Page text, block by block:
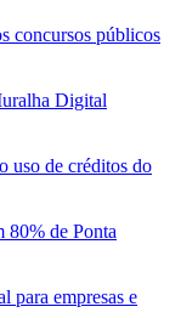
concursos públicos
Digital
uso de créditos do
80% de Ponta
para empresas e